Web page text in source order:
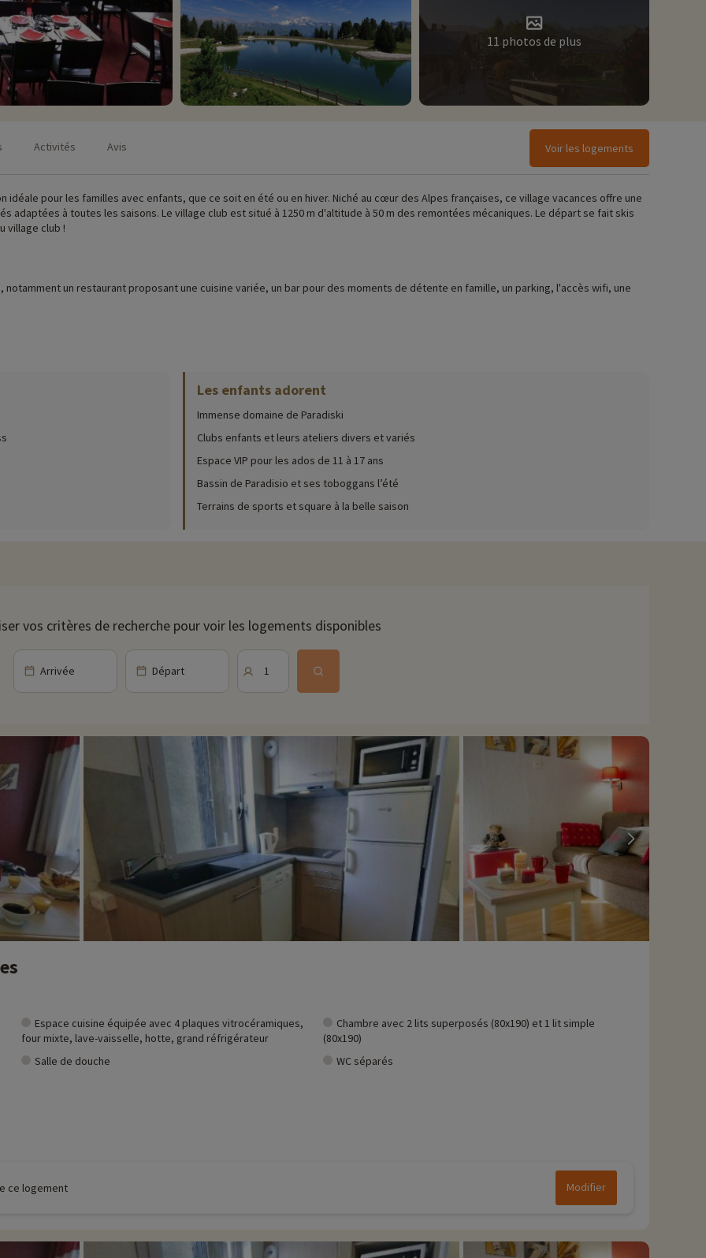
11 photos de plus
Activités Avis Voir les logements
idéale pour les familles avec enfants, que ce soit en été ou en hiver. Niché au cœur des Alpes françaises, ce village vacances offre une
adaptées à toutes les saisons. Le village club est situé à 1250 m d'altitude à 50 m des remontées mécaniques. Le départ se fait skis
village club !
un restaurant proposant une cuisine variée, un bar pour des moments de détente en famille, un parking, l'accès wifi, une
(date d'ouverture, âge pour les club, contenu du pack bébé...), cliquez ici !
piscine extérieure. Un tarif préférentiel sur la carte abonnement illimité semaine avec accès à la piscine extérieure est également
dispose de toboggans et d'une plage verte, la piscine intérieure quant à elle possède un espace jeu pour les enfants ainsi qu'un
accueillis au sein d'un espace VIP ! L'hiver 3 sorties en raquettes sont organisées avec des professionnels, l'inscription se fait sur place
sont prévues pour vous toute la semaine ! Des soirées à thème et des animations saisonnières sont organisées pour le plaisir de
aider à organiser des excursions pour découvrir les environs, visiter des villages alpins pittoresques ou explorer la richesse culturelle
la veille.
Le domaine skiable de La Plagne, relié à celui de Paradiski, offre une multitude de pistes pour tous les niveaux de skieurs. Les
écoles de ski locales. Le village vacances propose également un local à skis pour plus de commodité.
famille à proximité de nos hébergements : zoo, aquarium...Si nous avons déjà négocié des activités, elles sont réservables avec
vous pouvez les découvrir
en cliquant ici !
Plagne, Peisey-Vallandry et Les Arcs.
qui relie les Arcs à La Plagne.
activités famille tout au long de la saison hiver
Les enfants adorent
Immense domaine de Paradiski
Clubs enfants et leurs ateliers divers et variés
Espace VIP pour les ados de 11 à 17 ans
Bassin de Paradisio et ses toboggans l’été
Terrains de sports et square à la belle saison
vos critères de recherche pour voir les logements disponibles
Arrivée Départ 1
Espace cuisine équipée avec 4 plaques vitrocéramiques,
four mixte, lave-vaisselle, hotte, grand réfrigérateur
Chambre avec 2 lits superposés (80x190) et 1 lit simple
(80x190)
Salle de douche
WC séparés
ce logement Modifier